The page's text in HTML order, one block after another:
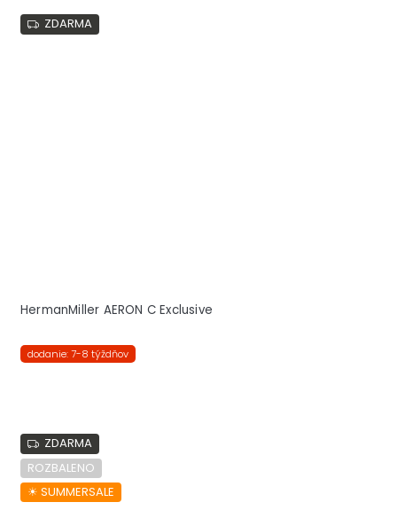
ZDARMA
HermanMiller AERON C Exclusive
dodanie: 7-8 týždňov
ZDARMA
ROZBALENO
☀︎ SUMMERSALE